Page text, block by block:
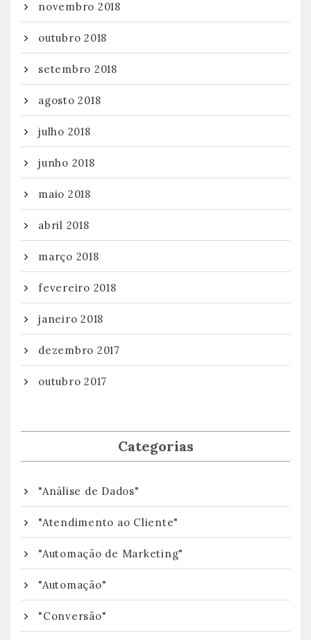
novembro 2018
outubro 2018
setembro 2018
agosto 2018
julho 2018
junho 2018
maio 2018
abril 2018
março 2018
fevereiro 2018
janeiro 2018
dezembro 2017
outubro 2017
Categorias
"Análise de Dados"
"Atendimento ao Cliente"
"Automação de Marketing"
"Automação"
"Conversão"